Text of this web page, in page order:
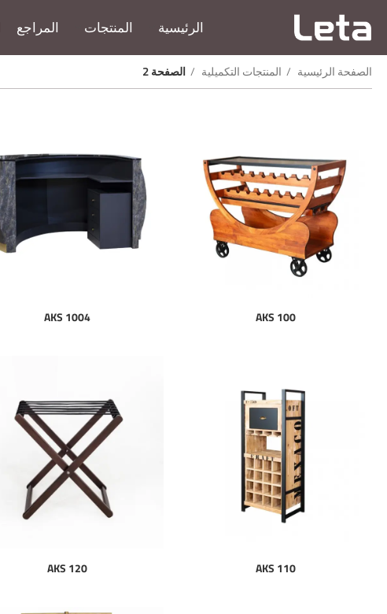
الرئيسية المنتجات المراجع
الصفحة الرئيسية المنتجات التكميلية الصفحة 2
AKS 100
AKS 1004
AKS 110
AKS 120